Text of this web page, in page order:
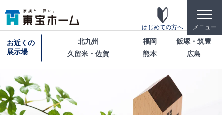
toggle
メニュー
はじめての方へ
東宝ホームの家づくり
お近くの
展示場
北九州 福岡
飯塚・筑豊
久留米・佐賀
熊本 広島